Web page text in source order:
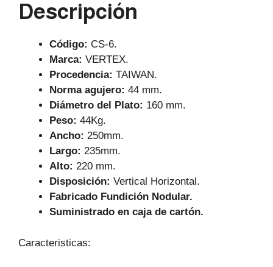
p
o
Descripción
Código: CS-6.
Marca: VERTEX.
Procedencia: TAIWAN.
Norma agujero: 44 mm.
Diámetro del Plato: 160 mm.
Peso: 44Kg.
Ancho: 250mm.
Largo: 235mm.
Alto: 220 mm.
Disposición: Vertical Horizontal.
Fabricado Fundición Nodular.
Suministrado en caja de cartón.
Caracteristicas: